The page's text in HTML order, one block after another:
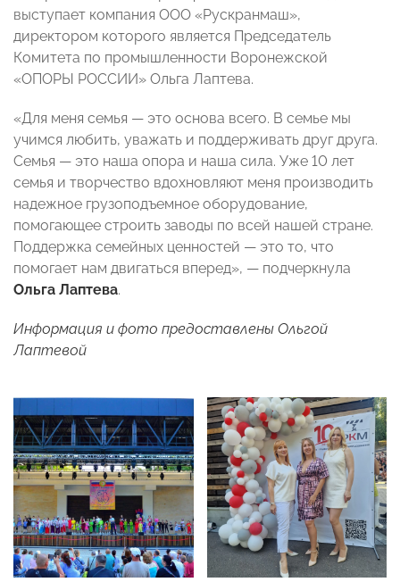
выступает компания ООО «Рускранмаш»,
директором которого является Председатель
Комитета по промышленности Воронежской
«ОПОРЫ РОССИИ» Ольга Лаптева.
«Для меня семья — это основа всего. В семье мы
учимся любить, уважать и поддерживать друг друга.
Семья — это наша опора и наша сила. Уже 10 лет
семья и творчество вдохновляют меня производить
надежное грузоподъемное оборудование,
помогающее строить заводы по всей нашей стране.
Поддержка семейных ценностей — это то, что
помогает нам двигаться вперед», — подчеркнула
Ольга Лаптева.
Информация и фото предоставлены Ольгой
Лаптевой